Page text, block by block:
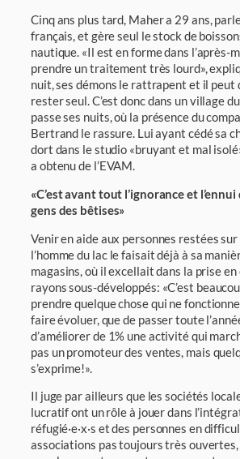
Cinq ans plus tard, Maher a 29 ans,
français, et gère seul le stock de
nautique. «Il est en forme dans l’après-
prendre un traitement très lourd»,
nuit, ses démons le rattrapent et il
rester seul. C’est donc dans un village
passe ses nuits, où la présence du
Bertrand le rassure. Lui ayant cédé sa
dort dans le studio «bruyant et mal
a obtenu de l’EVAM.
«C’est avant tout l’ignorance et
gens des bêtises»
Venir en aide aux personnes restées
l’homme du lac le faisait déjà à sa
magasins, où il excellait dans la prise en
rayons sous-développés: «C’est
prendre quelque chose qui ne
faire évoluer, que de passer toute
d’améliorer de 1% une activité qui
pas un promoteur des ventes, mais
s’exprime!».
Il juge par ailleurs que les sociétés
lucratif ont un rôle à jouer dans
réfugié·e·x·s et des personnes en
associations pas toujours très